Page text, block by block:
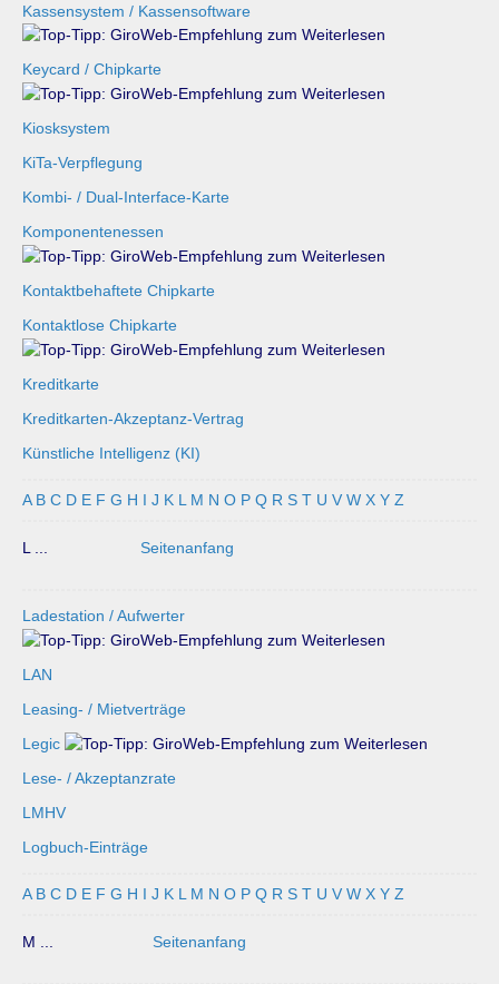
Kassensystem / Kassensoftware
Keycard / Chipkarte
Kiosksystem
KiTa-Verpflegung
Kombi- / Dual-Interface-Karte
Komponentenessen
Kontaktbehaftete Chipkarte
Kontaktlose Chipkarte
Kreditkarte
Kreditkarten-Akzeptanz-Vertrag
Künstliche Intelligenz (KI)
A B C D E F G H I J K L M N O P Q R S T U V W X Y Z
L ... Seitenanfang
Ladestation / Aufwerter
LAN
Leasing- / Mietverträge
Legic
Lese- / Akzeptanzrate
LMHV
Logbuch-Einträge
A B C D E F G H I J K L M N O P Q R S T U V W X Y Z
M ... Seitenanfang